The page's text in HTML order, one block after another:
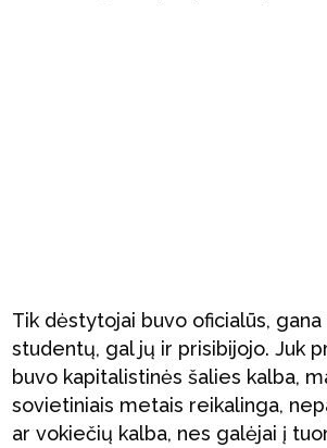
Tik dėstytojai buvo oficialūs,
studentų, gal jų ir prisibijojo. Juk
buvo kapitalistinės šalies kalba,
sovietiniais metais reikalinga,
ar vokiečių kalba, nes galėjai į